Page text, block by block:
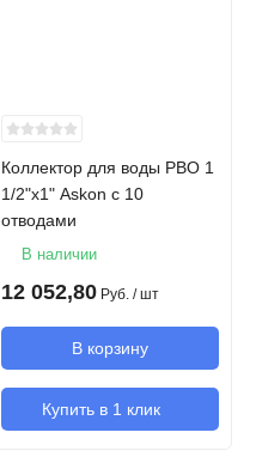
Коллектор для воды РВО 1
1/2"х1" Askon с 10
отводами
В наличии
12 052,80 Руб. / шт
В корзину
Купить в 1 клик